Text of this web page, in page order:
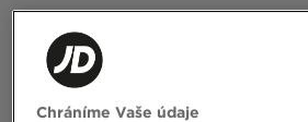
Chráníme Vaše údaje